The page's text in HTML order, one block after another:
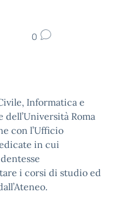
0
Informatica e
Roma
con l’Ufficio
in cui
i corsi di studio ed